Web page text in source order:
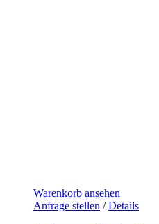
Warenkorb ansehen
Anfrage stellen / Details